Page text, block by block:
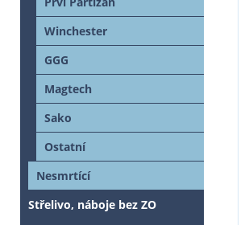
Winchester
GGG
Magtech
Sako
Ostatní
Nesmrtící
Střelivo, náboje bez ZO